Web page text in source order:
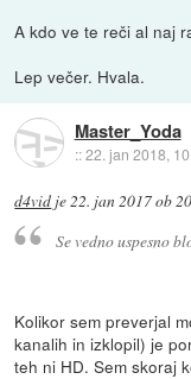
A kdo ve te reči al naj
Lep večer. Hvala.
Master_Yoda
::22. jan 2018,
d4vid je22. jan 2017 ob
Se vedno uspesno
Kolikor sem preverjal
kanalih in izklopil) je
teh ni HD. Sem skoraj